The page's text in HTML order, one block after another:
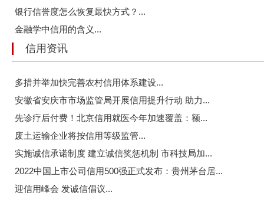
银行信誉度怎么恢复最快方式？...
金融学中信用的含义...
信用资讯
多措并举加快完善农村信用体系建设...
安徽省安庆市市场监管局开展信用提升行动 助力...
先诊疗后付费！北京信用就医今年加速覆盖：额...
废土运输企业将按信用等级监管...
实施诚信承诺制度 建立诚信奖惩机制 市科技局加...
2022中国上市公司信用500强正式发布：贵州茅台居...
迎信用峰会 发诚信倡议...